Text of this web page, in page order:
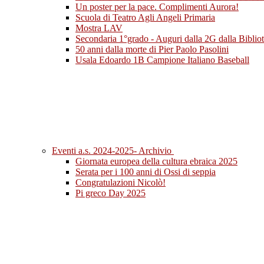
Un poster per la pace. Complimenti Aurora!
Scuola di Teatro Agli Angeli Primaria
Mostra LAV
Secondaria 1°grado - Auguri dalla 2G dalla
50 anni dalla morte di Pier Paolo Pasolini
Usala Edoardo 1B Campione Italiano Baseball
Eventi a.s. 2024-2025- Archivio
Giornata europea della cultura ebraica 2025
Serata per i 100 anni di Ossi di seppia
Congratulazioni Nicolò!
Pi greco Day 2025